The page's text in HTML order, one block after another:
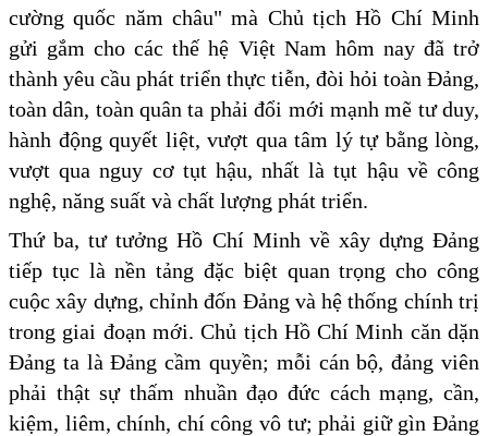
cường quốc năm châu" mà Chủ tịch Hồ Chí Minh
gửi gắm cho các thế hệ Việt Nam hôm nay đã trở
thành yêu cầu phát triển thực tiễn, đòi hỏi toàn Đảng,
toàn dân, toàn quân ta phải đổi mới mạnh mẽ tư duy,
hành động quyết liệt, vượt qua tâm lý tự bằng lòng,
vượt qua nguy cơ tụt hậu, nhất là tụt hậu về công
nghệ, năng suất và chất lượng phát triển.
Thứ ba, tư tưởng Hồ Chí Minh về xây dựng Đảng
tiếp tục là nền tảng đặc biệt quan trọng cho công
cuộc xây dựng, chỉnh đốn Đảng và hệ thống chính trị
trong giai đoạn mới. Chủ tịch Hồ Chí Minh căn dặn
Đảng ta là Đảng cầm quyền; mỗi cán bộ, đảng viên
phải thật sự thấm nhuần đạo đức cách mạng, cần,
kiệm, liêm, chính, chí công vô tư; phải giữ gìn Đảng